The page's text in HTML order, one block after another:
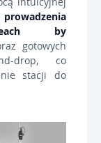
by
gotowych
drop, co
stacji do